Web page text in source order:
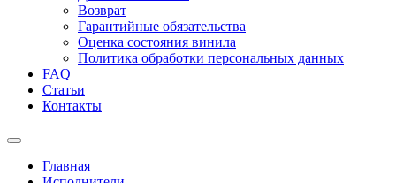
Возврат
Гарантийные обязательства
Оценка состояния винила
Политика обработки персональных данных
FAQ
Статьи
Контакты
Меню
Главная